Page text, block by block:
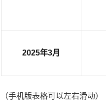
2025年3月
（手机版表格可以左右滑动）